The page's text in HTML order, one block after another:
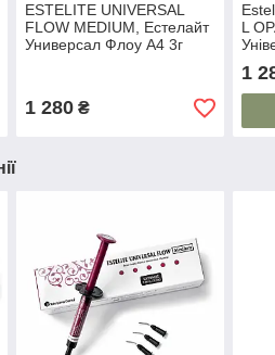
ESTELITE UNIVERSAL
FLOW MEDIUM, Естелайт
Универсал Флоу А4 3г
1 280₴
L
1